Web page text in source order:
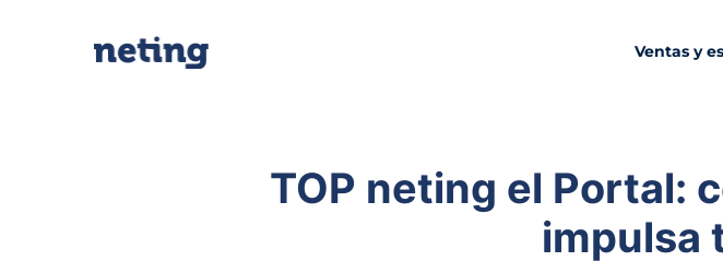
Ventas y
TOP neting el Portal:
impulsa